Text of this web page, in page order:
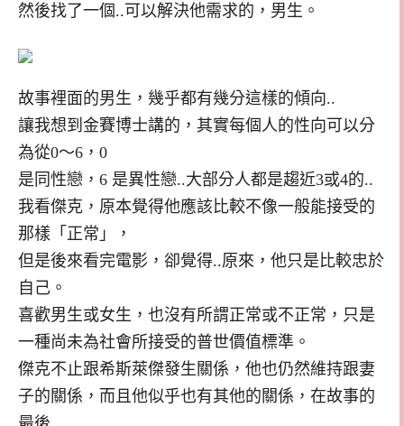
然後找了一個..可以解決他需求的，男生。
故事裡面的男生，幾乎都有幾分這樣的傾向..
讓我想到金賽博士講的，其實每個人的性向可以分
為從0～6，0
是同性戀，6 是異性戀..大部分人都是趨近3或4的..
我看傑克，原本覺得他應該比較不像一般能接受的
那樣「正常」，
但是後來看完電影，卻覺得..原來，他只是比較忠於
自己。
喜歡男生或女生，也沒有所謂正常或不正常，只是
一種尚未為社會所接受的普世價值標準。
傑克不止跟希斯萊傑發生關係，他也仍然維持跟妻
子的關係，而且他似乎也有其他的關係，在故事的